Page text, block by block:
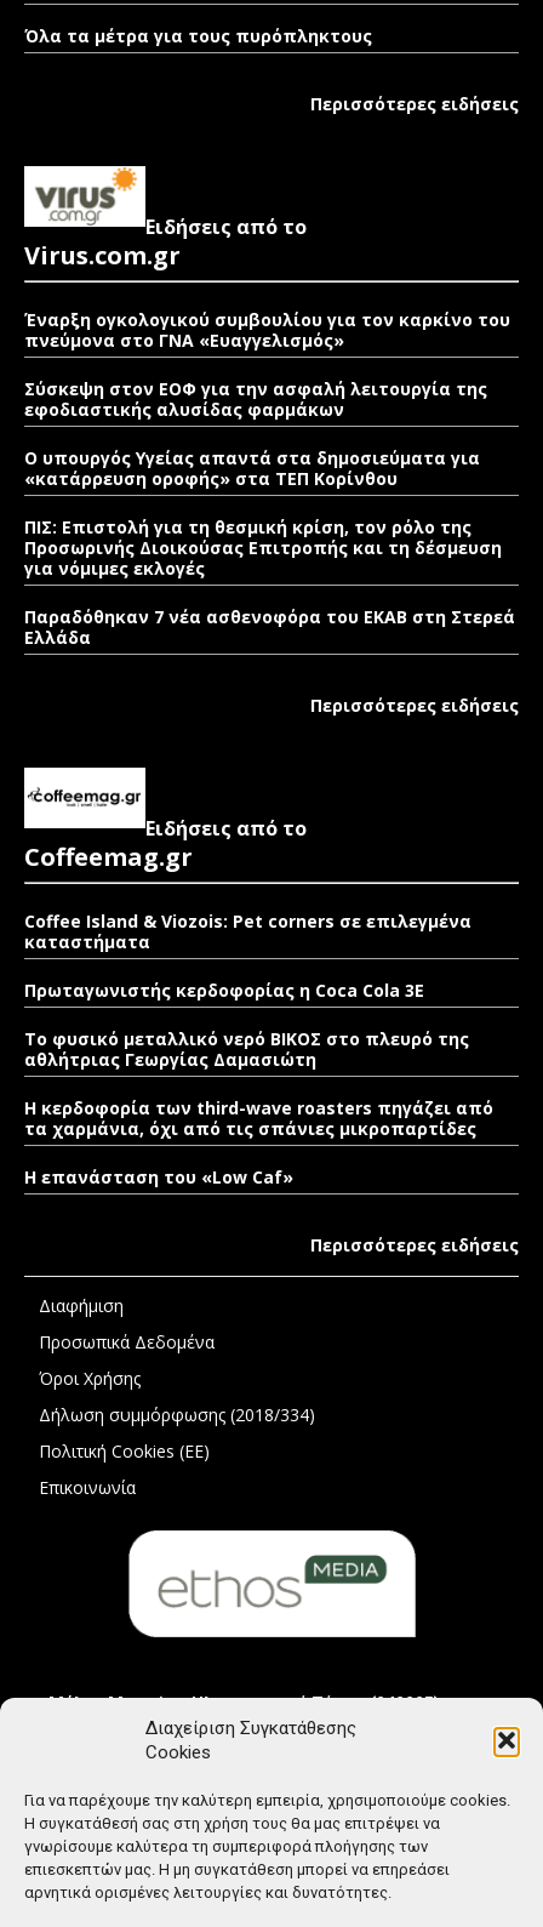
Διαχείριση Συγκατάθεσης
Cookies
Για να παρέχουμε την καλύτερη εμπειρία, χρησιμοποιούμε cookies.
Η συγκατάθεσή σας στη χρήση τους θα μας επιτρέψει να
γνωρίσουμε καλύτερα τη συμπεριφορά πλοήγησης των
επιεσκεπτών μας. Η μη συγκατάθεση μπορεί να επηρεάσει
αρνητικά ορισμένες λειτουργίες και δυνατότητες.
Όλα τα μέτρα για τους πυρόπληκτους
Περισσότερες ειδήσεις
Ειδήσεις από το
Virus.com.gr
Έναρξη ογκολογικού συμβουλίου για τον καρκίνο του
πνεύμονα στο ΓΝΑ «Ευαγγελισμός»
Σύσκεψη στον ΕΟΦ για την ασφαλή λειτουργία της
εφοδιαστικής αλυσίδας φαρμάκων
Ο υπουργός Υγείας απαντά στα δημοσιεύματα για
«κατάρρευση οροφής» στα ΤΕΠ Κορίνθου
ΠΙΣ: Επιστολή για τη θεσμική κρίση, τον ρόλο της
Προσωρινής Διοικούσας Επιτροπής και τη δέσμευση
για νόμιμες εκλογές
Παραδόθηκαν 7 νέα ασθενοφόρα του ΕΚΑΒ στη Στερεά
Ελλάδα
Περισσότερες ειδήσεις
Ειδήσεις από το
Coffeemag.gr
Coffee Island & Viozois: Pet corners σε επιλεγμένα
καταστήματα
Πρωταγωνιστής κερδοφορίας η Coca Cola 3E
Το φυσικό μεταλλικό νερό ΒΙΚΟΣ στο πλευρό της
αθλήτριας Γεωργίας Δαμασιώτη
Η κερδοφορία των third-wave roasters πηγάζει από
τα χαρμάνια, όχι από τις σπάνιες μικροπαρτίδες
Η επανάσταση του «Low Caf»
Περισσότερες ειδήσεις
Διαφήμιση
Προσωπικά Δεδομένα
Όροι Χρήσης
Δήλωση συμμόρφωσης (2018/334)
Πολιτική Cookies (ΕΕ)
Επικοινωνία
Μέλος Μητρώου Ηλεκτρονικού Τύπου (242225)